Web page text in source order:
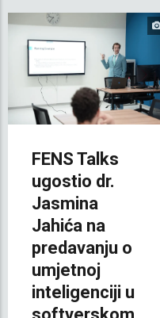
FENS Talks
ugostio dr.
Jasmina
Jahića na
predavanju o
umjetnoj
inteligenciji u